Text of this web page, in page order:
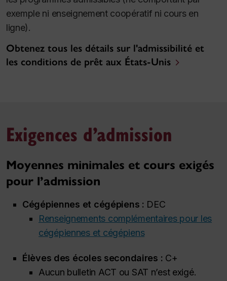
exemple ni enseignement coopératif ni cours en
ligne).
Obtenez tous les détails sur l'admissibilité et
les conditions de prêt aux États-Unis
Exigences d’admission
Moyennes minimales et cours exigés
pour l’admission
Cégépiennes et cégépiens : DEC
Renseignements complémentaires pour les
cégépiennes et cégépiens
Élèves des écoles secondaires : C+
Aucun bulletin ACT ou SAT n’est exigé.